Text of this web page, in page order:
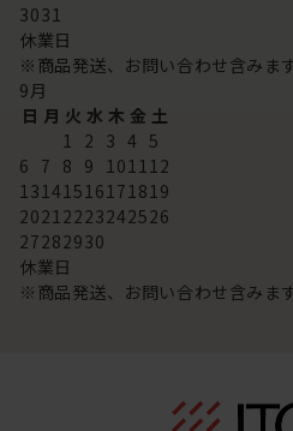
3031
休業日
※商品発送、お問い合わせ含みます
9月
日 月 火 水 木 金 土
1 2 3 4 5
6 7 8 9 101112
13141516171819
20212223242526
27282930
休業日
※商品発送、お問い合わせ含みます